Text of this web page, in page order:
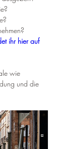
ihr hier auf
wie
und die